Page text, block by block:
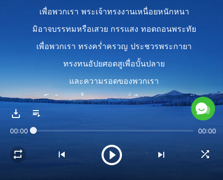
เพื่อพวกเรา พระเจ้าทรงงานเหนื่อยหนักหนา
มิอาจบรรทมหรือเสวย กรรแสง ทอดถอนพระทัย
เพื่อพวกเรา ทรงคร่ำครวญ ประชวรพระกายา
ทรงทนอัปยศอดสูเพื่อบั้นปลาย
และความรอดของพวกเรา
พระโลหิตและน้ำพระเนตรหลั่งไหลจากพระหฤทัย
Bridge
สิ่งที่ทรงมีและทรงเป็นในลักษณะของพระเจ้า
ไม่ใช่ของคนธรรมดา
00:00 00:00